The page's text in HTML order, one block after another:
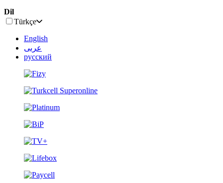
Dil
Türkçe
English
عربى
русский